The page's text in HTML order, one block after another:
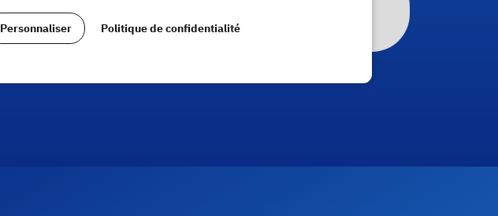
KB
Personnaliser Politique de confidentialité